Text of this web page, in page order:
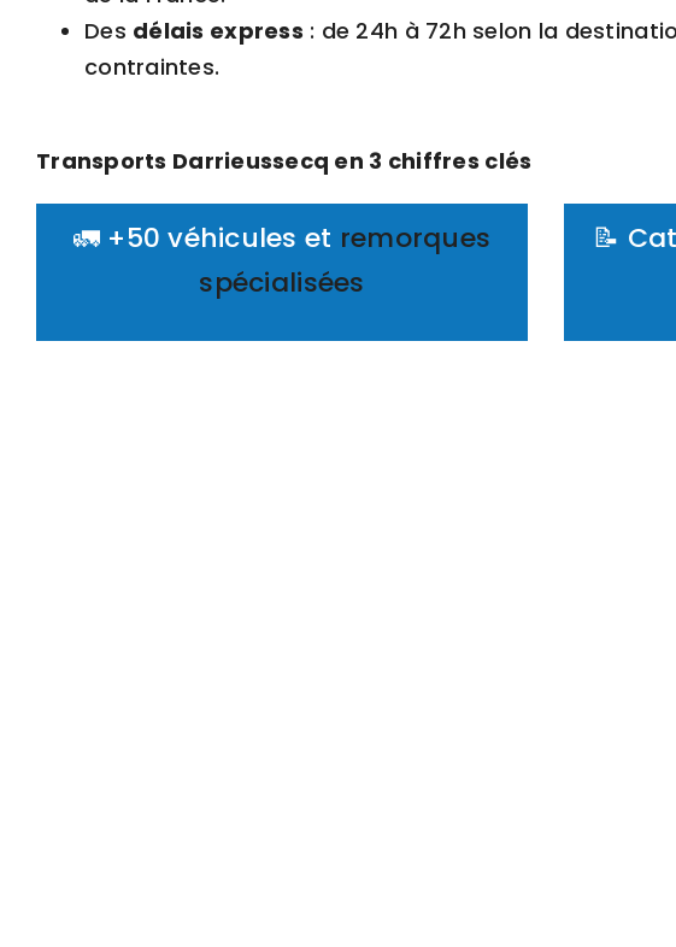
Des délais express : de 24h à 72h selon la
contraintes.
Transports Darrieussecq en 3 chiffres clés
🚛 +50 véhicules et remorques
spécialisées
📝